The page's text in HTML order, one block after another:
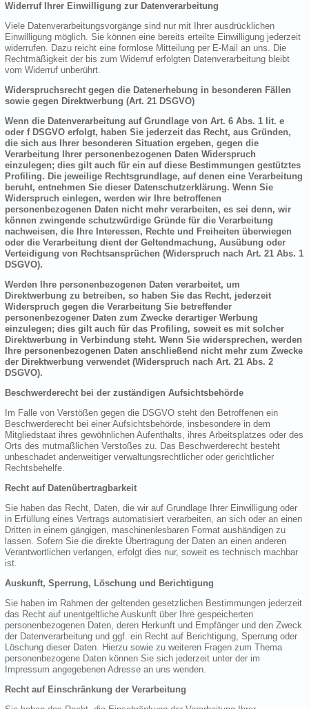
Widerruf Ihrer Einwilligung zur Datenverarbeitung
Viele Datenverarbeitungsvorgänge sind nur mit Ihrer ausdrücklichen
Einwilligung möglich. Sie können eine bereits erteilte Einwilligung jederzeit
widerrufen. Dazu reicht eine formlose Mitteilung per E-Mail an uns. Die
Rechtmäßigkeit der bis zum Widerruf erfolgten Datenverarbeitung bleibt
vom Widerruf unberührt.
Widerspruchsrecht gegen die Datenerhebung in besonderen Fällen
sowie gegen Direktwerbung (Art. 21 DSGVO)
Wenn die Datenverarbeitung auf Grundlage von Art. 6 Abs. 1 lit. e
oder f DSGVO erfolgt, haben Sie jederzeit das Recht, aus Gründen,
die sich aus Ihrer besonderen Situation ergeben, gegen die
Verarbeitung Ihrer personenbezogenen Daten Widerspruch
einzulegen; dies gilt auch für ein auf diese Bestimmungen gestütztes
Profiling. Die jeweilige Rechtsgrundlage, auf denen eine Verarbeitung
beruht, entnehmen Sie dieser Datenschutzerklärung. Wenn Sie
Widerspruch einlegen, werden wir Ihre betroffenen
personenbezogenen Daten nicht mehr verarbeiten, es sei denn, wir
können zwingende schutzwürdige Gründe für die Verarbeitung
nachweisen, die Ihre Interessen, Rechte und Freiheiten überwiegen
oder die Verarbeitung dient der Geltendmachung, Ausübung oder
Verteidigung von Rechtsansprüchen (Widerspruch nach Art. 21 Abs. 1
DSGVO).
Werden Ihre personenbezogenen Daten verarbeitet, um
Direktwerbung zu betreiben, so haben Sie das Recht, jederzeit
Widerspruch gegen die Verarbeitung Sie betreffender
personenbezogener Daten zum Zwecke derartiger Werbung
einzulegen; dies gilt auch für das Profiling, soweit es mit solcher
Direktwerbung in Verbindung steht. Wenn Sie widersprechen, werden
Ihre personenbezogenen Daten anschließend nicht mehr zum Zwecke
der Direktwerbung verwendet (Widerspruch nach Art. 21 Abs. 2
DSGVO).
Beschwerderecht bei der zuständigen Aufsichtsbehörde
Im Falle von Verstößen gegen die DSGVO steht den Betroffenen ein
Beschwerderecht bei einer Aufsichtsbehörde, insbesondere in dem
Mitgliedstaat ihres gewöhnlichen Aufenthalts, ihres Arbeitsplatzes oder des
Orts des mutmaßlichen Verstoßes zu. Das Beschwerderecht besteht
unbeschadet anderweitiger verwaltungsrechtlicher oder gerichtlicher
Rechtsbehelfe.
Recht auf Datenübertragbarkeit
Sie haben das Recht, Daten, die wir auf Grundlage Ihrer Einwilligung oder
in Erfüllung eines Vertrags automatisiert verarbeiten, an sich oder an einen
Dritten in einem gängigen, maschinenlesbaren Format aushändigen zu
lassen. Sofern Sie die direkte Übertragung der Daten an einen anderen
Verantwortlichen verlangen, erfolgt dies nur, soweit es technisch machbar
ist.
Auskunft, Sperrung, Löschung und Berichtigung
Sie haben im Rahmen der geltenden gesetzlichen Bestimmungen jederzeit
das Recht auf unentgeltliche Auskunft über Ihre gespeicherten
personenbezogenen Daten, deren Herkunft und Empfänger und den Zweck
der Datenverarbeitung und ggf. ein Recht auf Berichtigung, Sperrung oder
Löschung dieser Daten. Hierzu sowie zu weiteren Fragen zum Thema
personenbezogene Daten können Sie sich jederzeit unter der im
Impressum angegebenen Adresse an uns wenden.
Recht auf Einschränkung der Verarbeitung